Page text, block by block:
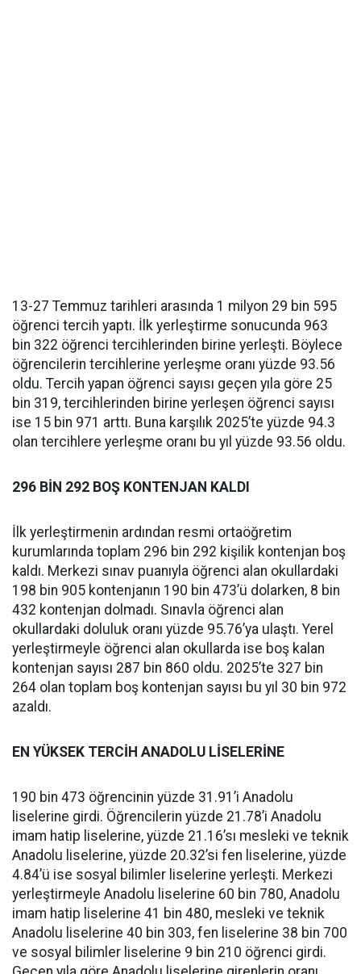
13-27 Temmuz tarihleri arasında 1 milyon 29 bin 595
öğrenci tercih yaptı. İlk yerleştirme sonucunda 963
bin 322 öğrenci tercihlerinden birine yerleşti. Böylece
öğrencilerin tercihlerine yerleşme oranı yüzde 93.56
oldu. Tercih yapan öğrenci sayısı geçen yıla göre 25
bin 319, tercihlerinden birine yerleşen öğrenci sayısı
ise 15 bin 971 arttı. Buna karşılık 2025’te yüzde 94.3
olan tercihlere yerleşme oranı bu yıl yüzde 93.56 oldu.
296 BİN 292 BOŞ KONTENJAN KALDI
İlk yerleştirmenin ardından resmi ortaöğretim
kurumlarında toplam 296 bin 292 kişilik kontenjan boş
kaldı. Merkezi sınav puanıyla öğrenci alan okullardaki
198 bin 905 kontenjanın 190 bin 473’ü dolarken, 8 bin
432 kontenjan dolmadı. Sınavla öğrenci alan
okullardaki doluluk oranı yüzde 95.76’ya ulaştı. Yerel
yerleştirmeyle öğrenci alan okullarda ise boş kalan
kontenjan sayısı 287 bin 860 oldu. 2025’te 327 bin
264 olan toplam boş kontenjan sayısı bu yıl 30 bin 972
azaldı.
EN YÜKSEK TERCİH ANADOLU LİSELERİNE
190 bin 473 öğrencinin yüzde 31.91’i Anadolu
liselerine girdi. Öğrencilerin yüzde 21.78’i Anadolu
imam hatip liselerine, yüzde 21.16’sı mesleki ve teknik
Anadolu liselerine, yüzde 20.32’si fen liselerine, yüzde
4.84’ü ise sosyal bilimler liselerine yerleşti. Merkezi
yerleştirmeyle Anadolu liselerine 60 bin 780, Anadolu
imam hatip liselerine 41 bin 480, mesleki ve teknik
Anadolu liselerine 40 bin 303, fen liselerine 38 bin 700
ve sosyal bilimler liselerine 9 bin 210 öğrenci girdi.